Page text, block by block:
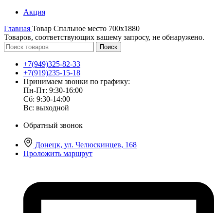
Акция
Главная Товар Спальное место 700х1880
Товаров, соответствующих вашему запросу, не обнаружено.
Поиск
+7(949)325-82-33
+7(919)235-15-18
Принимаем звонки по графику:
Пн-Пт: 9:30-16:00
Сб: 9:30-14:00
Вс: выходной
Обратный звонок
Донецк, ул. Челюскинцев, 168
Проложить маршрут